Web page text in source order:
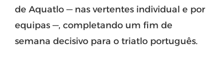
de Aquatlo — nas vertentes individual e por
equipas —, completando um fim de
semana decisivo para o triatlo português.